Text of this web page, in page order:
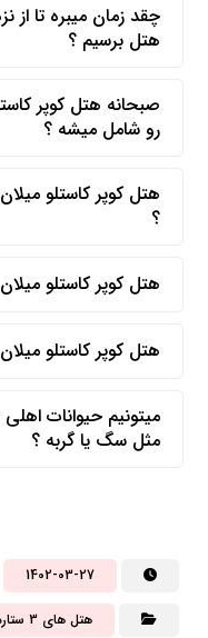
چقد زمان میبره تا از
هتل برسیم ؟
صبحانه هتل کوپر
رو شامل میشه ؟
هتل کوپر کاستلو
؟
هتل کوپر کاستلو
هتل کوپر کاستلو
میتونیم حیوانات
مثل سگ یا گربه ؟
1402-03-27
هتل های 3 ستاره